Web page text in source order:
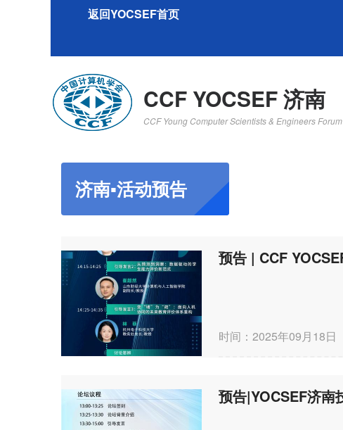
返回YOCSEF首页
CCF YOCSEF 济南
CCF Young Computer Scientists & Engineers Forum
济南▪活动预告
时间：2025年09月18日